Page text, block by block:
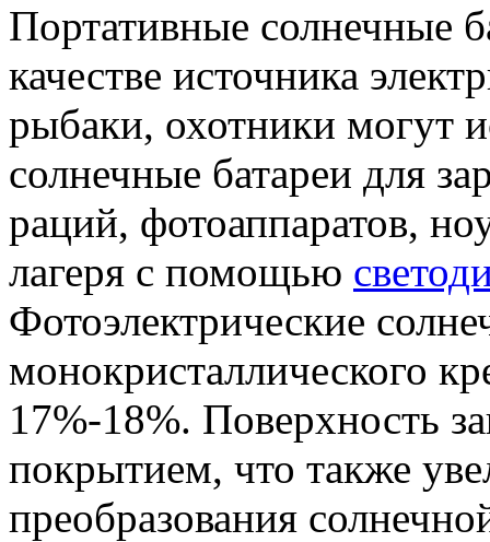
Портативные солнечные
качестве источника
рыбаки, охотники могут
солнечные батареи для
раций, фотоаппаратов,
лагеря с помощью
Фотоэлектрические
монокристаллического
17%-18%. Поверхность
покрытием, что также
преобразования